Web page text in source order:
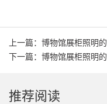
上一篇：博物馆展柜照明
下一篇：博物馆展柜照明
推荐阅读